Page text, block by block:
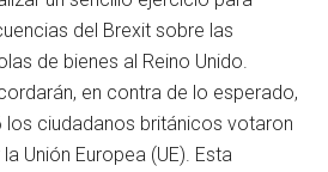
del Brexit sobre las
de bienes al Reino Unido.
en contra de lo esperado,
los ciudadanos británicos votaron
Unión Europea (UE). Esta